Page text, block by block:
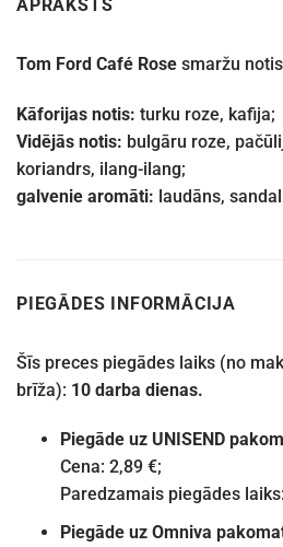
APRAKSTS
Tom Ford Café Rose smaržu
Kāforijas notis: turku roze, kafija;
Vidējās notis: bulgāru roze,
koriandrs, ilang-ilang;
galvenie aromāti: laudāns,
PIEGĀDES INFORMĀCIJA
Šīs preces piegādes laiks (no
brīža): 10 darba dienas.
Piegāde uz UNISEND
Cena: 2,89 €;
Paredzamais piegādes
Piegāde uz Omniva